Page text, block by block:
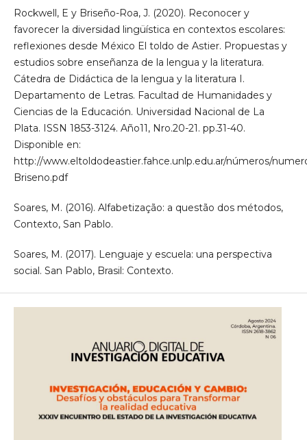
Rockwell, E y Briseño-Roa, J. (2020). Reconocer y
favorecer la diversidad lingüística en contextos escolares:
reflexiones desde México El toldo de Astier. Propuestas y
estudios sobre enseñanza de la lengua y la literatura.
Cátedra de Didáctica de la lengua y la literatura I.
Departamento de Letras. Facultad de Humanidades y
Ciencias de la Educación. Universidad Nacional de La
Plata. ISSN 1853-3124. Año11, Nro.20-21. pp.31-40.
Disponible en:
http://www.eltoldodeastier.fahce.unlp.edu.ar/números/
Briseno.pdf
Soares, M. (2016). Alfabetização: a questão dos métodos,
Contexto, San Pablo.
Soares, M. (2017). Lenguaje y escuela: una perspectiva
social. San Pablo, Brasil: Contexto.